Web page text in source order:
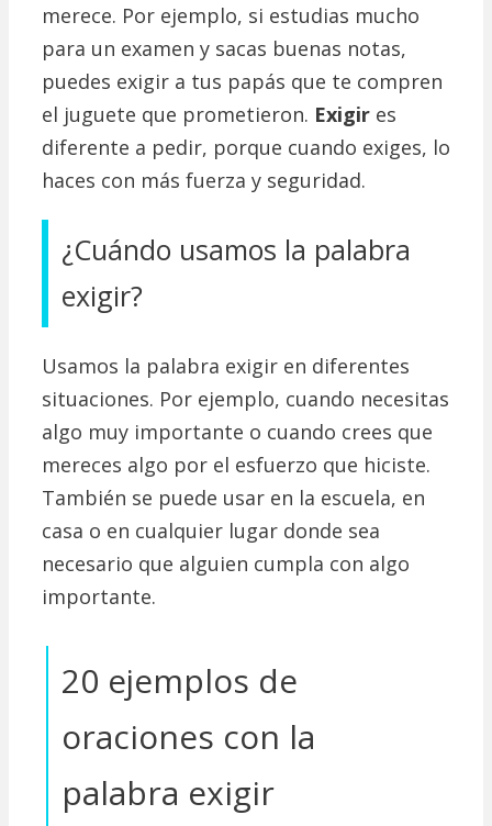
merece. Por ejemplo, si estudias mucho
para un examen y sacas buenas notas,
puedes exigir a tus papás que te compren
el juguete que prometieron. Exigir es
diferente a pedir, porque cuando exiges, lo
haces con más fuerza y seguridad.
¿Cuándo usamos la palabra
exigir?
Usamos la palabra exigir en diferentes
situaciones. Por ejemplo, cuando necesitas
algo muy importante o cuando crees que
mereces algo por el esfuerzo que hiciste.
También se puede usar en la escuela, en
casa o en cualquier lugar donde sea
necesario que alguien cumpla con algo
importante.
20 ejemplos de
oraciones con la
palabra exigir